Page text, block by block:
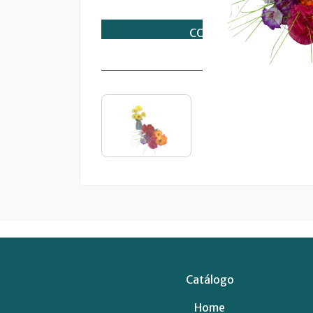
Catálogo
Home